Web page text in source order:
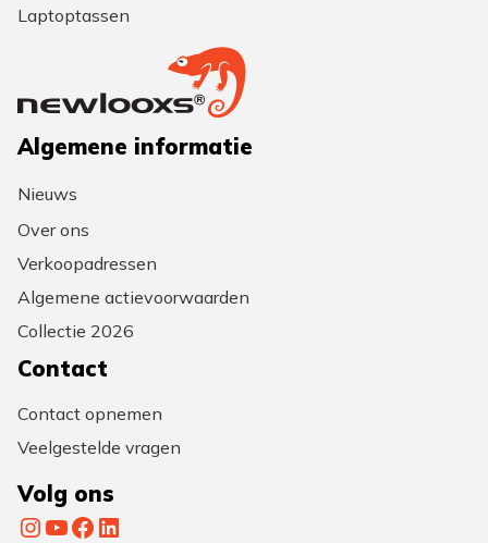
Laptoptassen
Algemene informatie
Nieuws
Over ons
Verkoopadressen
Algemene actievoorwaarden
Collectie 2026
Contact
Contact opnemen
Veelgestelde vragen
Volg ons
InstagramYouTube Facebook LinkedIn